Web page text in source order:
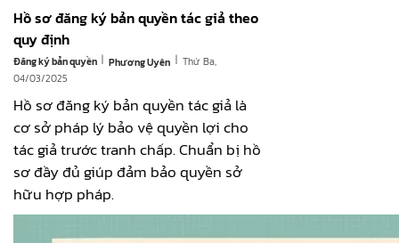
Hồ sơ đăng ký bản quyền tác giả theo
quy định
Đăng ký bản quyền | Phương Uyên | Thứ Ba,
04/03/2025
Hồ sơ đăng ký bản quyền tác giả là
cơ sở pháp lý bảo vệ quyền lợi cho
tác giả trước tranh chấp. Chuẩn bị hồ
sơ đầy đủ giúp đảm bảo quyền sở
hữu hợp pháp.